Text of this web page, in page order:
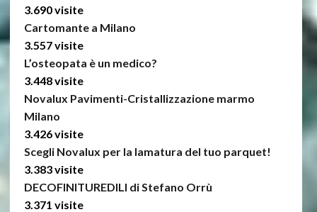
3.690 visite
Cartomante a Milano
3.557 visite
L’osteopata è un medico?
3.448 visite
Novalux Pavimenti-Cristallizzazione marmo
Milano
3.426 visite
Scegli Novalux per la lamatura del tuo parquet!
3.383 visite
DECOFINITUREDILI di Stefano Orrù
3.371 visite